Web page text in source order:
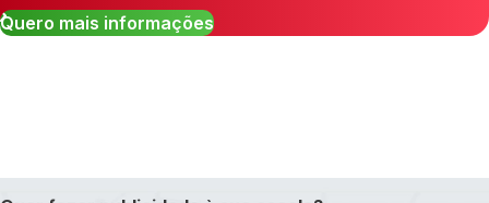
Quero mais informações